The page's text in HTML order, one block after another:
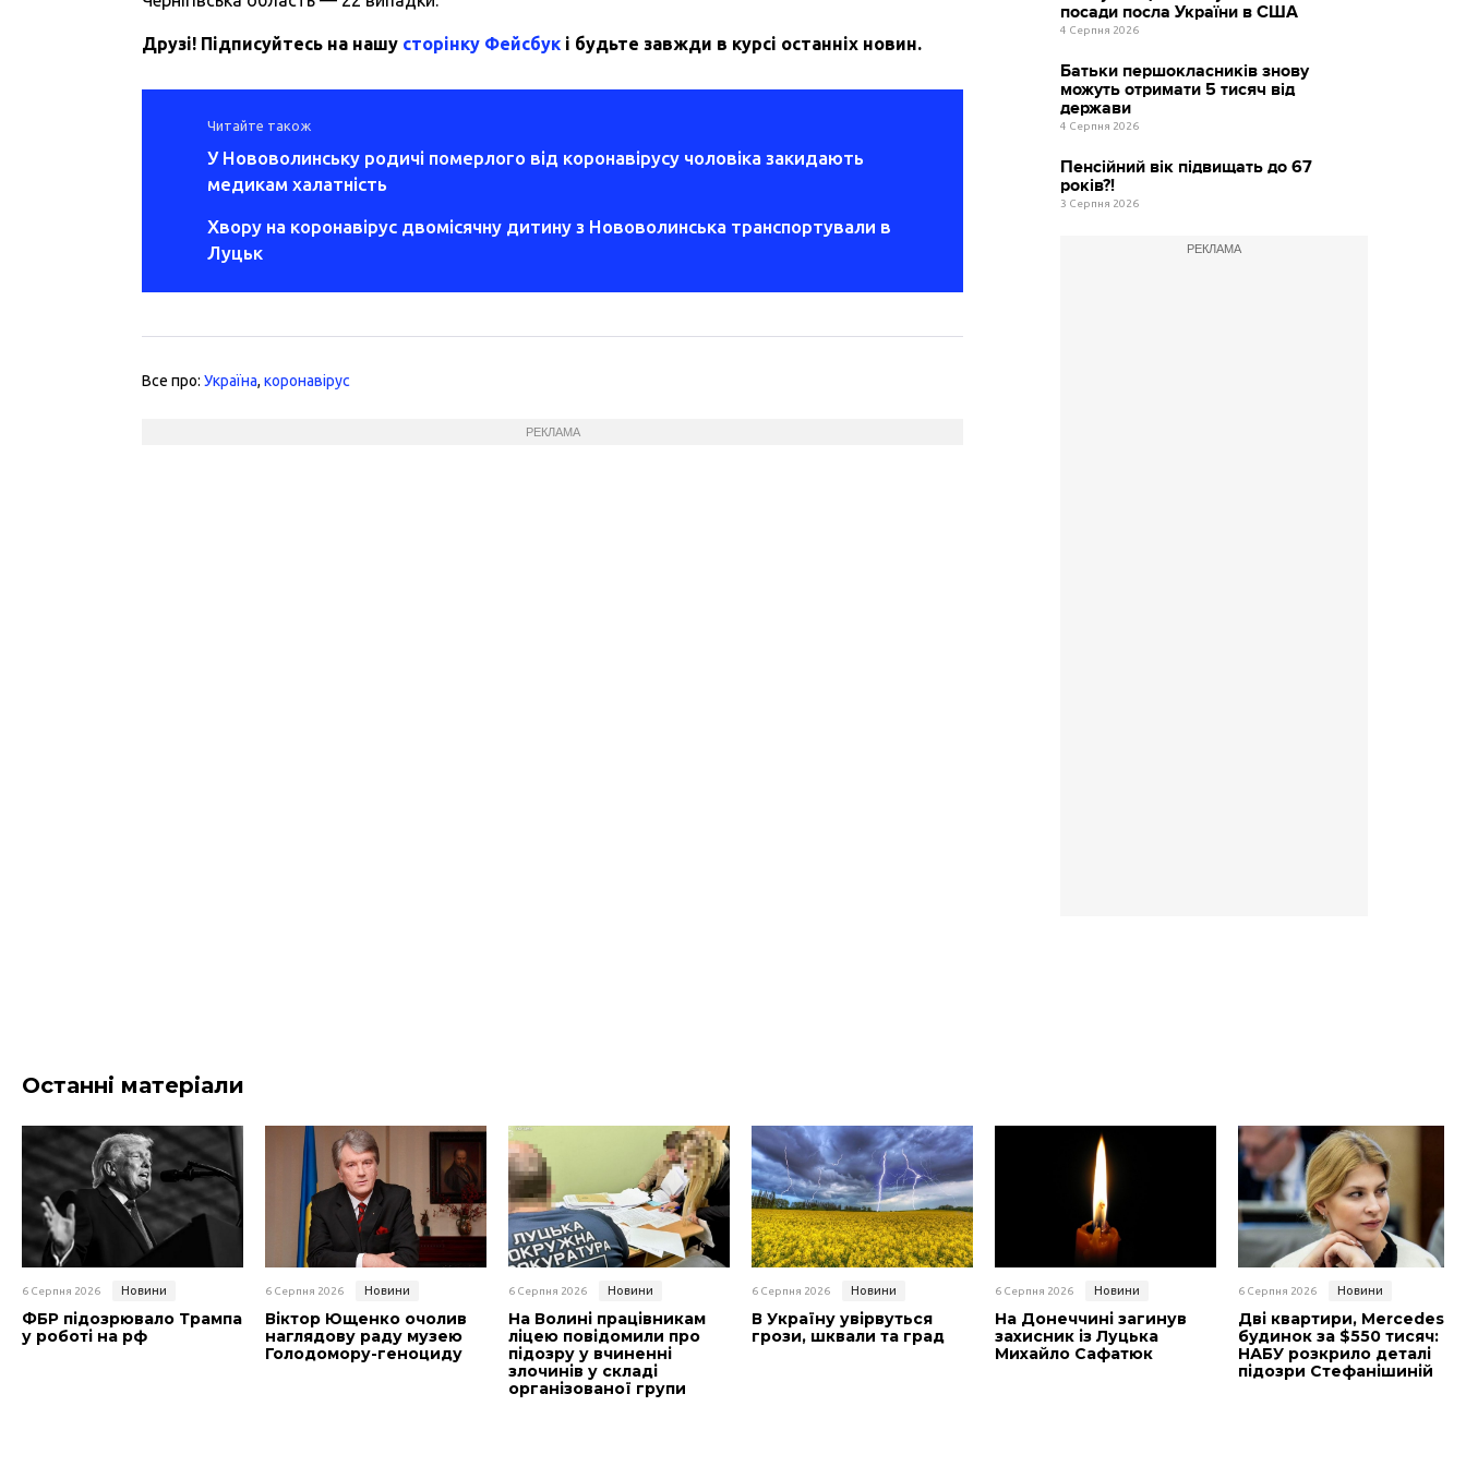
Друзі! Підписуйтесь на нашу сторінку Фейсбук і будьте завжди в курсі останніх новин.
Читайте також
У Нововолинську родичі померлого від коронавірусу чоловіка закидають
медикам халатність
Хвору на коронавірус двомісячну дитину з Нововолинська транспортували в
Луцьк
Все про:Україна,коронавірус
РЕКЛАМА
посади посла України в США
4 Серпня 2026
Батьки першокласників знову
можуть отримати 5 тисяч від
держави
4 Серпня 2026
Пенсійний вік підвищать до 67
років?!
3 Серпня 2026
РЕКЛАМА
Останні матеріали
6 Серпня 2026 Новини
ФБР підозрювало Трампа
у роботі на рф
6 Серпня 2026 Новини
Віктор Ющенко очолив
наглядову раду музею
Голодомору-геноциду
6 Серпня 2026 Новини
На Волині працівникам
ліцею повідомили про
підозру у вчиненні
злочинів у складі
організованої групи
6 Серпня 2026 Новини
В Україну увірвуться
грози, шквали та град
6 Серпня 2026 Новини
На Донеччині загинув
захисник із Луцька
Михайло Сафатюк
6 Серпня 2026 Новини
Дві квартири, Mercedes і
будинок за $550 тисяч:
НАБУ розкрило деталі
підозри Стефанішиній